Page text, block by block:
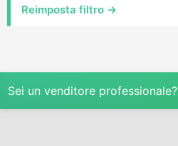
Reimposta filtro →
Sei un venditore professionale?